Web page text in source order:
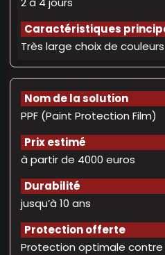
Très large choix de couleurs
PPF (Paint Protection Film)
à partir de 4000 euros
jusqu’à 10 ans
Protection optimale